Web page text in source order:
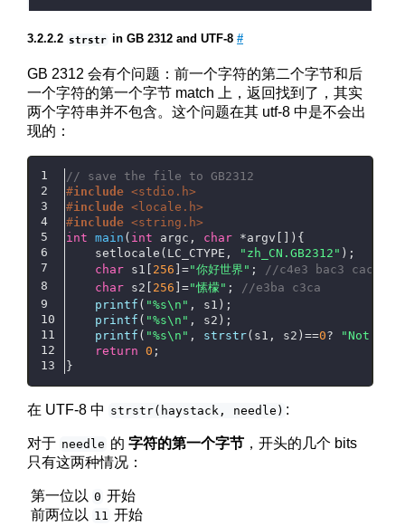
strstr in GB 2312 and UTF-8#
GB 2312 会有个问题：前一个字符的第二个字节和后
一个字符的第一个字节 match 上，返回找到了，其实
两个字符串并不包含。这个问题在其 utf-8 中是不会出
现的：
// save the file to GB2312
#include <stdio.h>
#include <locale.h>
#include <string.h>
int
main ( int argc, char *argv[]) {
	setlocale(LC_CTYPE,
"zh_CN.GB2312" );
char s1[ 256 ]="你好世界" ;
//c4e3 bac3 cac0
char s2[ 256 ]="愫檬" ;
//e3ba c3ca
printf ( "%s\n" , s1);
printf ( "%s\n" , s2);
printf ( "%s\n" , strstr(s1, s2)==0?
"Not
return
0 ;
}
在 UTF-8 中 strstr(haystack, needle) :
对于 needle 的字符的第一个字节 ，开头的几个 bits
只有这两种情况：
第一位以 0 开始
前两位以 11 开始